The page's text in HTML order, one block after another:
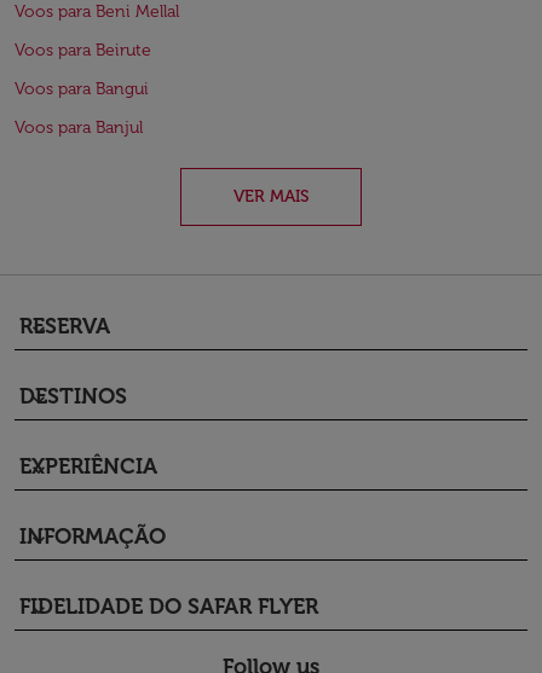
Voos para Beni Mellal
Voos para Beirute
Voos para Bangui
Voos para Banjul
VER MAIS
RESERVA
keyboard_arrow_down
DESTINOS
keyboard_arrow_down
EXPERIÊNCIA
keyboard_arrow_down
INFORMAÇÃO
keyboard_arrow_down
FIDELIDADE DO SAFAR FLYER
keyboard_arrow_down
Follow us